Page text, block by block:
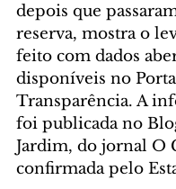
depois que
reserva, mostra o
feito com dados
disponíveis no
Transparência. A
foi publicada no
Jardim, do jornal O
confirmada pelo